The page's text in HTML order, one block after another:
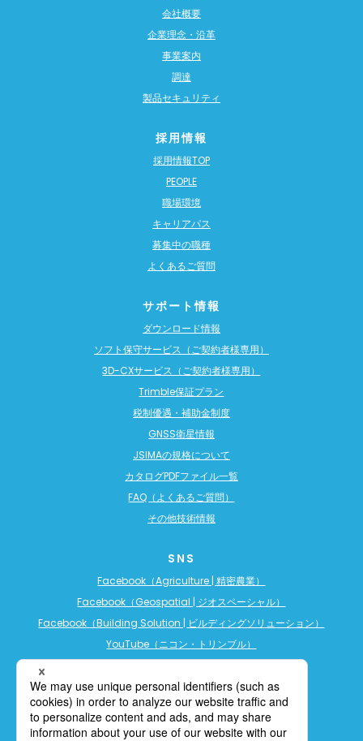
会社概要
企業理念・沿革
事業案内
調達
製品セキュリティ
採用情報
採用情報TOP
PEOPLE
職場環境
キャリアパス
募集中の職種
よくあるご質問
サポート情報
ダウンロード情報
ソフト保守サービス（ご契約者様専用）
3D-CXサービス（ご契約者様専用）
Trimble保証プラン
税制優遇・補助金制度
GNSS衛星情報
JSIMAの規格について
カタログPDFファイル一覧
FAQ（よくあるご質問）
その他技術情報
SNS
Facebook（Agriculture | 精密農業）
Facebook（Geospatial | ジオスペーシャル）
Facebook（Building Solution | ビルディングソリューション）
YouTube（ニコン・トリンブル）
YouTube（ビルディングソリューション）
LINE公式アカウント（精密農業）